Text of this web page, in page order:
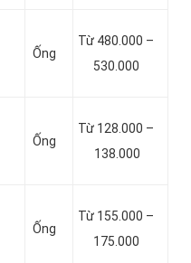
Ống
Từ 480.000 –
530.000
Ống
Từ 128.000 –
138.000
Ống
Từ 155.000 –
175.000